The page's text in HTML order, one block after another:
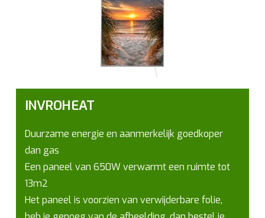
INVROHEAT
Duurzame energie en aanmerkelijk goedkoper
dan gas
Een paneel van 650W verwarmt een ruimte tot
13m2
Het paneel is voorzien van verwijderbare folie,